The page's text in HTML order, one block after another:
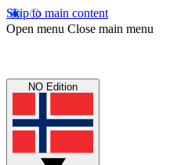
Skip to main content
Open menu Close main menu
NO Edition